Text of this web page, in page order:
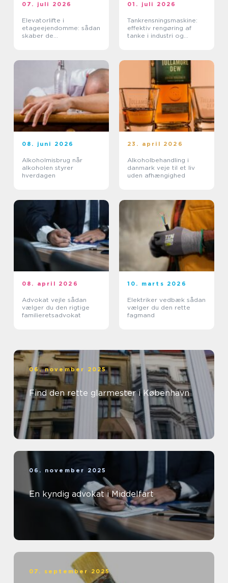
07. juli 2026
Elevatorlifte i
etageejendomme: sådan
skaber de
01. juli 2026
Tankrensningsmaskine:
effektiv rengøring af
tanke i industri og
08. juni 2026
Alkoholmisbrug når
alkoholen styrer
hverdagen
23. april 2026
Alkoholbehandling i
danmark veje til et liv
uden afhængighed
08. april 2026
Advokat vejle sådan
vælger du den rigtige
familieretsadvokat
10. marts 2026
Elektriker vedbæk sådan
vælger du den rette
fagmand
06. november 2025
Find den rette glarmester i København
06. november 2025
En kyndig advokat i Middelfart
07. september 2025